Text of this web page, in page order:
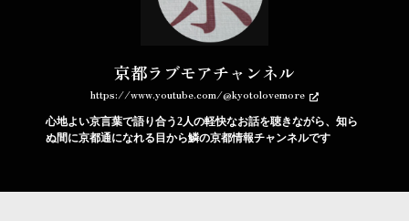
京都ラブモアチャンネル
https://www.youtube.com/@kyotolovemore
心地よい京言葉で語り合う2人の軽快なお話を聴きながら、知ら
ぬ間に京都通になれる目から鱗の京都情報チャンネルです